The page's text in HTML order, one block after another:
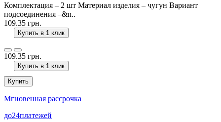
Комплектация – 2 шт Материал изделия – чугун Вариант
подсоединения –&n..
109.35 грн.
Купить в 1 клик
109.35 грн.
Купить в 1 клик
Купить
Мгновенная рассрочка
до24платежей